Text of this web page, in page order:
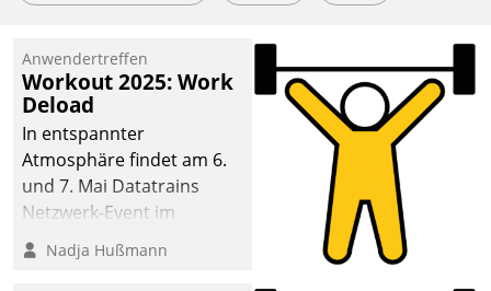
Anwendertreffen
Workout 2025: Work
Deload
In entspannter
Atmosphäre findet am 6.
und 7. Mai Datatrains
Netzwerk-Event im
Kunden- und Partnerkreis
statt. Zentrale Frage: Wie
Nadja Hußmann